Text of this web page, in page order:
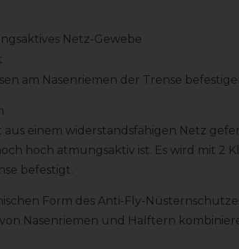
Netz-Gewebe
am Nasenriemen der Trense
einem widerstandsfähigen Netz
hoch atmungsaktiv ist. Es wird mit 2
befestigt.
Form des Anti-Fly-
Nasenriemen und Halftern